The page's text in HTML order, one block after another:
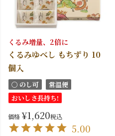
くるみ増量、2倍に
くるみゆべし もちずり 10
個入
〇 のし可
常温便
おいしさ長持ち!
価格 ¥1,620税込
5.00